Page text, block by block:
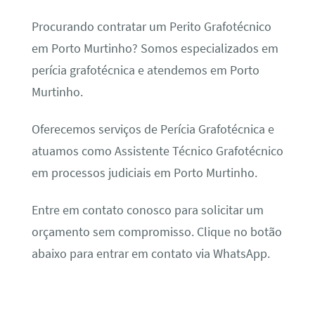
Procurando contratar um Perito Grafotécnico
em Porto Murtinho? Somos especializados em
perícia grafotécnica e atendemos em Porto
Murtinho.
Oferecemos serviços de Perícia Grafotécnica e
atuamos como Assistente Técnico Grafotécnico
em processos judiciais em Porto Murtinho.
Entre em contato conosco para solicitar um
orçamento sem compromisso. Clique no botão
abaixo para entrar em contato via WhatsApp.